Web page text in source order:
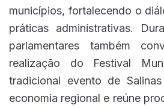
municípios, fortalecendo o
práticas administrativas.
parlamentares também
realização do Festival
tradicional evento de
economia regional e reúne